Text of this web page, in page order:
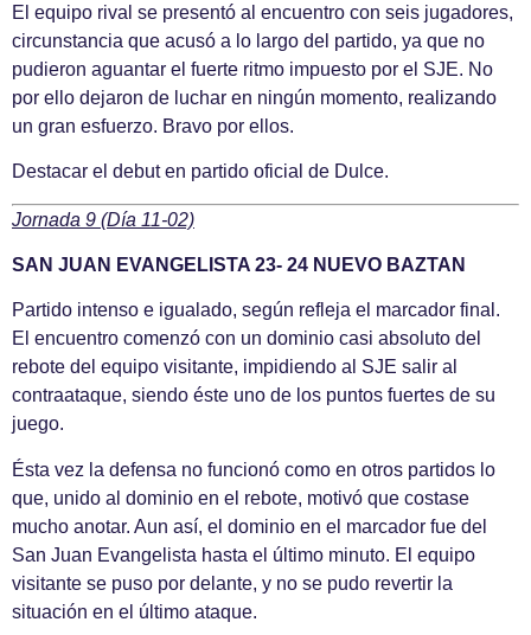
El equipo rival se presentó al encuentro con seis jugadores,
circunstancia que acusó a lo largo del partido, ya que no
pudieron aguantar el fuerte ritmo impuesto por el SJE. No
por ello dejaron de luchar en ningún momento, realizando
un gran esfuerzo. Bravo por ellos.
Destacar el debut en partido oficial de Dulce.
Jornada 9 (Día 11-02)
SAN JUAN EVANGELISTA 23- 24 NUEVO BAZTAN
Partido intenso e igualado, según refleja el marcador final.
El encuentro comenzó con un dominio casi absoluto del
rebote del equipo visitante, impidiendo al SJE salir al
contraataque, siendo éste uno de los puntos fuertes de su
juego.
Ésta vez la defensa no funcionó como en otros partidos lo
que, unido al dominio en el rebote, motivó que costase
mucho anotar. Aun así, el dominio en el marcador fue del
San Juan Evangelista hasta el último minuto. El equipo
visitante se puso por delante, y no se pudo revertir la
situación en el último ataque.